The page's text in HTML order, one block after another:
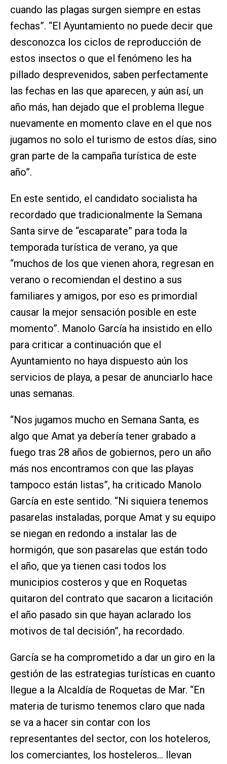
cuando las plagas surgen siempre en estas
fechas”. “El Ayuntamiento no puede decir que
desconozca los ciclos de reproducción de
estos insectos o que el fenómeno les ha
pillado desprevenidos, saben perfectamente
las fechas en las que aparecen, y aún así, un
año más, han dejado que el problema llegue
nuevamente en momento clave en el que nos
jugamos no solo el turismo de estos días, sino
gran parte de la campaña turística de este
año”.
En este sentido, el candidato socialista ha
recordado que tradicionalmente la Semana
Santa sirve de “escaparate” para toda la
temporada turística de verano, ya que
“muchos de los que vienen ahora, regresan en
verano o recomiendan el destino a sus
familiares y amigos, por eso es primordial
causar la mejor sensación posible en este
momento”. Manolo García ha insistido en ello
para criticar a continuación que el
Ayuntamiento no haya dispuesto aún los
servicios de playa, a pesar de anunciarlo hace
unas semanas.
“Nos jugamos mucho en Semana Santa, es
algo que Amat ya debería tener grabado a
fuego tras 28 años de gobiernos, pero un año
más nos encontramos con que las playas
tampoco están listas”, ha criticado Manolo
García en este sentido. “Ni siquiera tenemos
pasarelas instaladas, porque Amat y su equipo
se niegan en redondo a instalar las de
hormigón, que son pasarelas que están todo
el año, que ya tienen casi todos los
municipios costeros y que en Roquetas
quitaron del contrato que sacaron a licitación
el año pasado sin que hayan aclarado los
motivos de tal decisión”, ha recordado.
García se ha comprometido a dar un giro en la
gestión de las estrategias turísticas en cuanto
llegue a la Alcaldía de Roquetas de Mar. “En
materia de turismo tenemos claro que nada
se va a hacer sin contar con los
representantes del sector, con los hoteleros,
los comerciantes, los hosteleros… llevan